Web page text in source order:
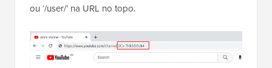
ou ‘/user/’ na URL no topo.